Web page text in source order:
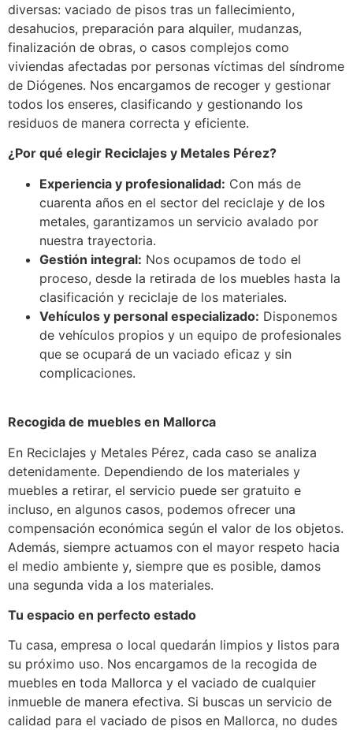
diversas: vaciado de pisos tras un fallecimiento,
desahucios, preparación para alquiler, mudanzas,
finalización de obras, o casos complejos como
viviendas afectadas por personas víctimas del síndrome
de Diógenes. Nos encargamos de recoger y gestionar
todos los enseres, clasificando y gestionando los
residuos de manera correcta y eficiente.
¿Por qué elegir Reciclajes y Metales Pérez?
Experiencia y profesionalidad: Con más de
cuarenta años en el sector del reciclaje y de los
metales, garantizamos un servicio avalado por
nuestra trayectoria.
Gestión integral: Nos ocupamos de todo el
proceso, desde la retirada de los muebles hasta la
clasificación y reciclaje de los materiales.
Vehículos y personal especializado: Disponemos
de vehículos propios y un equipo de profesionales
que se ocupará de un vaciado eficaz y sin
complicaciones.
Recogida de muebles en Mallorca
En Reciclajes y Metales Pérez, cada caso se analiza
detenidamente. Dependiendo de los materiales y
muebles a retirar, el servicio puede ser gratuito e
incluso, en algunos casos, podemos ofrecer una
compensación económica según el valor de los objetos.
Además, siempre actuamos con el mayor respeto hacia
el medio ambiente y, siempre que es posible, damos
una segunda vida a los materiales.
Tu espacio en perfecto estado
Tu casa, empresa o local quedarán limpios y listos para
su próximo uso. Nos encargamos de la recogida de
muebles en toda Mallorca y el vaciado de cualquier
inmueble de manera efectiva. Si buscas un servicio de
calidad para el vaciado de pisos en Mallorca, no dudes